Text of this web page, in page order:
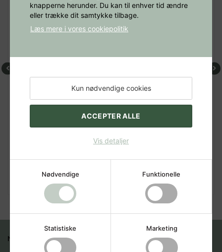
knapperne herunder. Du kan til enhver tid ændre
eller trække dit samtykke tilbage.
Læs mere i vores cookiepolitik
Kun nødvendige cookies
ACCEPTER ALLE
Vis detaljer
Nødvendige Funktionelle
Statistiske Marketing
Previous
Type:
Hardback
NYTTIGE LINKS